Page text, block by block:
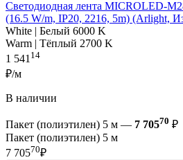
Светодиодная лента MICROLED-
(16.5 W/m, IP20, 2216, 5m) (Arlight,
White | Белый 6000 K
Warm | Тёплый 2700 K
1 54114
₽/м
В наличии
Пакет (полиэтилен) 5 м — 7 70570 ₽
Пакет (полиэтилен) 5 м
7 70570₽